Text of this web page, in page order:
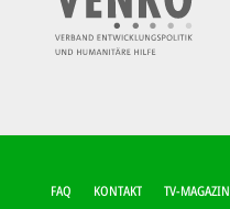
FUSSZEILEN-M
FAQ KONTAKT TV-MAGAZIN